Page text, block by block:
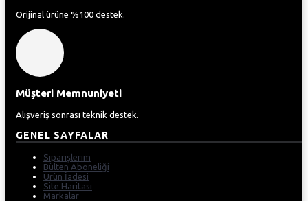
Orijinal ürüne %100 destek.
Müşteri Memnuniyeti
Alışveriş sonrası teknik destek.
GENEL SAYFALAR
Siparişlerim
Bülten Aboneliği
Ürün İadesi
Site Haritası
Markalar